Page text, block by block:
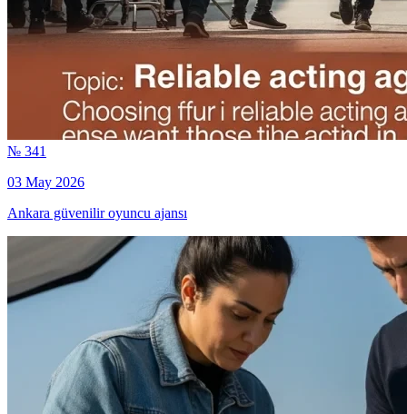
№ 341
03 May 2026
Ankara güvenilir oyuncu ajansı